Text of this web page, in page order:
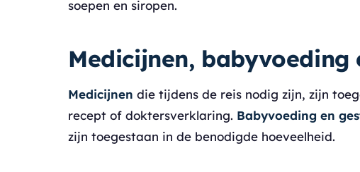
soepen en siropen.
Medicijnen,
Medicijnen die tijdens de reis nodig zijn, zijn
recept of doktersverklaring. Babyvoeding en
zijn toegestaan in de benodigde hoeveelheid.